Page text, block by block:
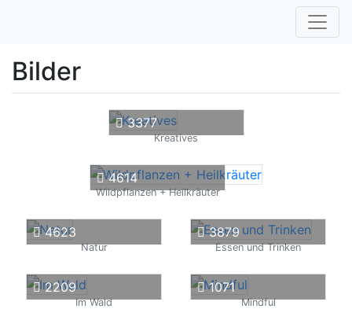
Bilder
3377
Kreatives
4614
Wildpflanzen + Heilkräuter
4623
Natur
3879
Essen und Trinken
2209
Im Wald
1071
Mindful